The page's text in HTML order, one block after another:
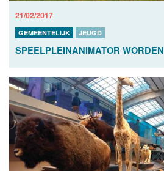
21/02/2017
GEMEENTELIJK JEUGD
SPEELPLEINANIMATOR WORDEN